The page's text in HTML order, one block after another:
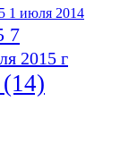
1 июля 2014
7
2015 г
(14)
2012